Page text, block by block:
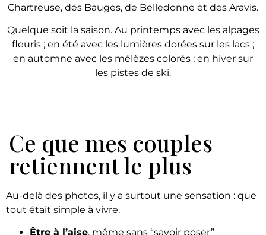
Chartreuse, des Bauges, de Belledonne et des Aravis.
Quelque soit la saison. Au printemps avec les alpages
fleuris ; en été avec les lumières dorées sur les lacs ;
en automne avec les mélèzes colorés ; en hiver sur
les pistes de ski.
Ce que mes couples
retiennent le plus
Au-delà des photos, il y a surtout une sensation : que
tout était simple à vivre.
Être à l’aise, même sans “savoir poser”